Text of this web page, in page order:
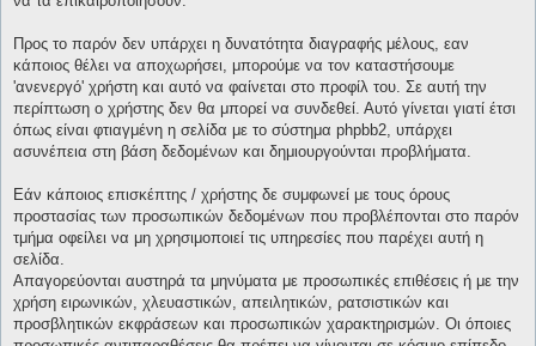
Προς το παρόν δεν υπάρχει η δυνατότητα διαγραφής μέλους, εαν
κάποιος θέλει να αποχωρήσει, μπορούμε να τον καταστήσουμε
'ανενεργό' χρήστη και αυτό να φαίνεται στο προφίλ του. Σε αυτή την
περίπτωση ο χρήστης δεν θα μπορεί να συνδεθεί. Αυτό γίνεται γιατί έτσι
όπως είναι φτιαγμένη η σελίδα με το σύστημα phpbb2, υπάρχει
ασυνέπεια στη βάση δεδομένων και δημιουργούνται προβλήματα.
Εάν κάποιος επισκέπτης / χρήστης δε συμφωνεί με τους όρους
προστασίας των προσωπικών δεδομένων που προβλέπονται στο παρόν
τμήμα οφείλει να μη χρησιμοποιεί τις υπηρεσίες που παρέχει αυτή η
σελίδα.
Απαγορεύονται αυστηρά τα μηνύματα με προσωπικές επιθέσεις ή με την
χρήση ειρωνικών, χλευαστικών, απειλητικών, ρατσιστικών και
προσβλητικών εκφράσεων και προσωπικών χαρακτηρισμών. Οι όποιες